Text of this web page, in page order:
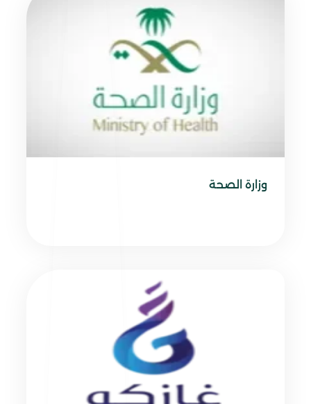
وزارة الصحة